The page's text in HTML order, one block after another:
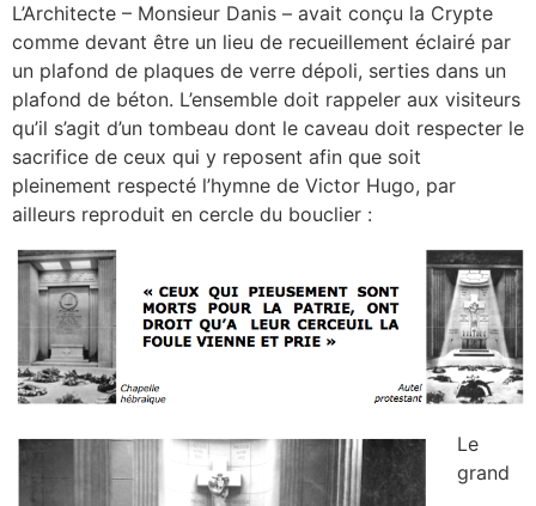
L’Architecte – Monsieur Danis – avait conçu la Crypte
comme devant être un lieu de recueillement éclairé par
un plafond de plaques de verre dépoli, serties dans un
plafond de béton. L’ensemble doit rappeler aux visiteurs
qu’il s’agit d’un tombeau dont le caveau doit respecter le
sacrifice de ceux qui y reposent afin que soit
pleinement respecté l’hymne de Victor Hugo, par
ailleurs reproduit en cercle du bouclier :
Le
grand